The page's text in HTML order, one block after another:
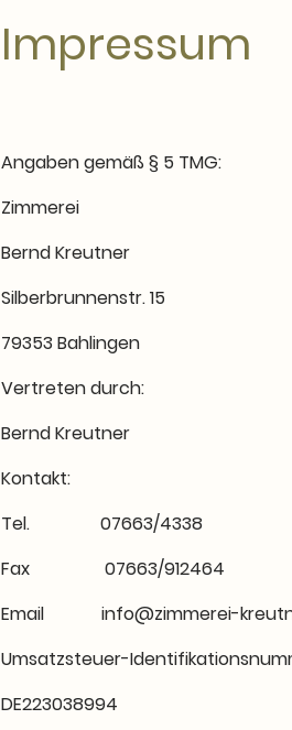
Impressum
Angaben gemäß § 5 TMG:
Zimmerei
Bernd Kreutner
Silberbrunnenstr. 15
79353 Bahlingen
Vertreten durch:
Bernd Kreutner
Kontakt:
Tel. 07663/4338
Fax 07663/912464
Email info@zimmerei-
Umsatzsteuer-
DE223038994